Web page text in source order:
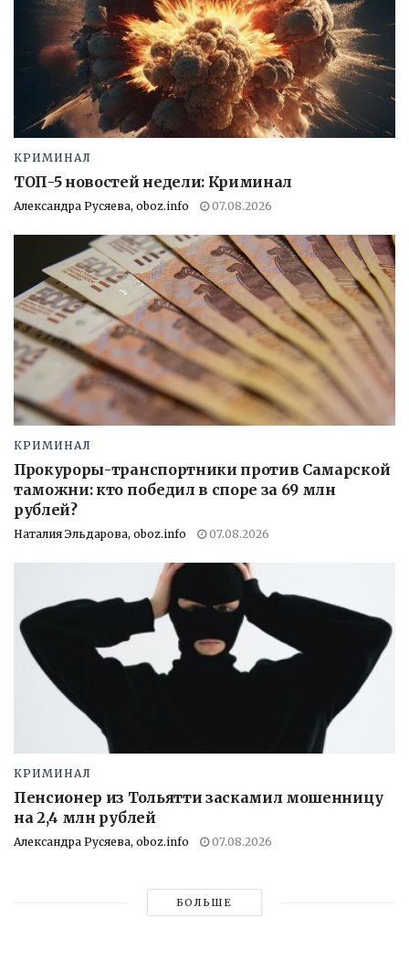
КРИМИНАЛ
ТОП-5 новостей недели: Криминал
Александра Русяева, oboz.info 07.08.2026
КРИМИНАЛ
Прокуроры-транспортники против Самарской
таможни: кто победил в споре за 69 млн
рублей?
Наталия Эльдарова, oboz.info 07.08.2026
КРИМИНАЛ
Пенсионер из Тольятти заскамил мошенницу
на 2,4 млн рублей
Александра Русяева, oboz.info 07.08.2026
БОЛЬШЕ